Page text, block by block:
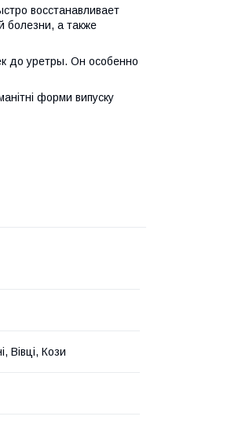
восстанавливает
болезни, а также
до уретры. Он особенно
форми випуску
Вівці, Кози